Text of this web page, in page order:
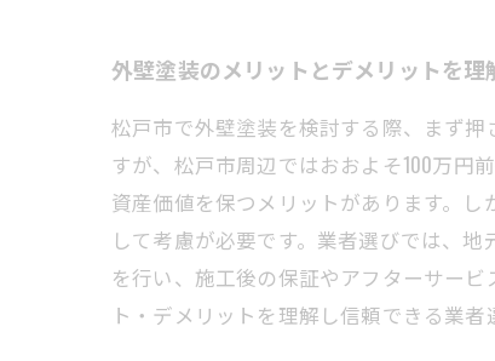
外壁塗装のメリットとデメリットを理
松戸市で外壁塗装を検討する際、まず
すが、松戸市周辺ではおおよそ100万円
資産価値を保つメリットがあります。
して考慮が必要です。業者選びでは、
を行い、施工後の保証やアフターサー
ト・デメリットを理解し信頼できる業者